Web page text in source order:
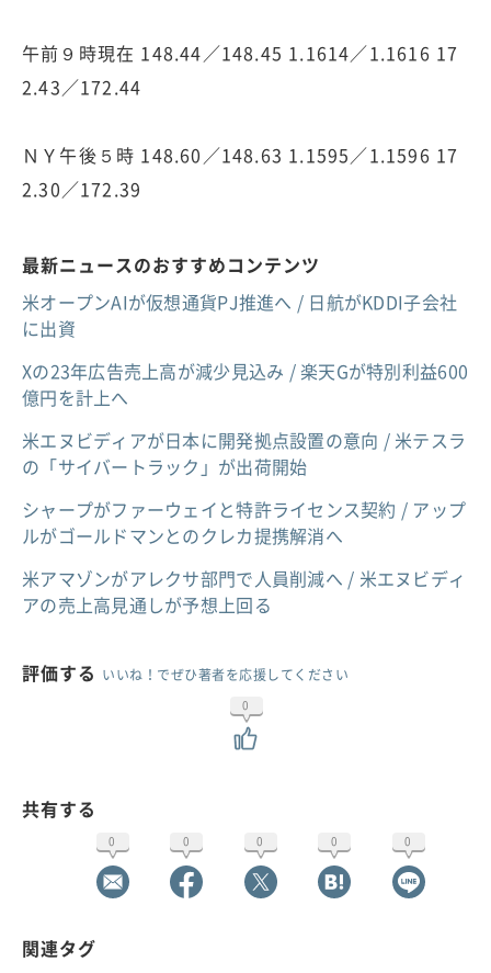
午前９時現在 148.44／148.45 1.1614／1.1616 17
2.43／172.44
ＮＹ午後５時 148.60／148.63 1.1595／1.1596 17
2.30／172.39
最新ニュースのおすすめコンテンツ
米オープンAIが仮想通貨PJ推進へ / 日航がKDDI子会社
に出資
Xの23年広告売上高が減少見込み / 楽天Gが特別利益600
億円を計上へ
米エヌビディアが日本に開発拠点設置の意向 / 米テスラ
の「サイバートラック」が出荷開始
シャープがファーウェイと特許ライセンス契約 / アップ
ルがゴールドマンとのクレカ提携解消へ
米アマゾンがアレクサ部門で人員削減へ / 米エヌビディ
アの売上高見通しが予想上回る
評価する いいね！でぜひ著者を応援してください
0
共有する
0 0 0 0 0
関連タグ